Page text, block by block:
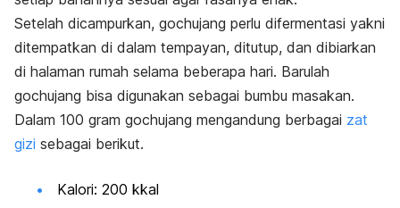
Setelah dicampurkan, gochujang perlu difermentasi yakni
ditempatkan di dalam tempayan, ditutup, dan dibiarkan
di halaman rumah selama beberapa hari. Barulah
gochujang bisa digunakan sebagai bumbu masakan.
Dalam 100 gram gochujang mengandung berbagai zat
gizi sebagai berikut.
Kalori: 200 kkal